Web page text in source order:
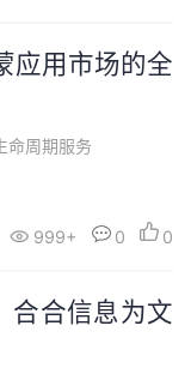
应用市场的全
命周期服务
999+ 0 0
合合信息为文